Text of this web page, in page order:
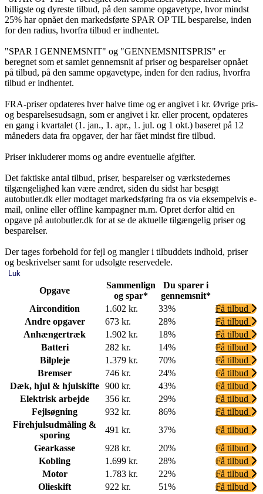
billigste og dyreste tilbud, på den samme opgavetype, hvor mindst
25% har opnået den markedsførte SPAR OP TIL besparelse, inden
for den radius, hvorfra tilbud er indhentet.
"SPAR I GENNEMSNIT" og "GENNEMSNITSPRIS" er
beregnet som et samlet gennemsnit af priser og besparelser opnået
på tilbud, på den samme opgavetype, inden for den radius, hvorfra
tilbud er indhentet.
FRA-priser opdateres hver halve time og er angivet i kr. Øvrige pris-
og besparelsesudsagn, som er angivet i kr. eller procent, opdateres
en gang i kvartalet (1. jan., 1. apr., 1. jul. og 1 okt.) baseret på 12
måneders data fra opgaver, der har fået mindst fire tilbud.
Priser inkluderer moms og andre eventuelle afgifter.
Det faktiske antal tilbud, priser, besparelser og værkstedernes
tilgængelighed kan være ændret, siden du sidst har besøgt
autobutler.dk eller modtaget markedsføring fra os via eksempelvis e-
mail, online eller offline kampagner m.m. Opret derfor altid en
opgave på autobutler.dk for at se de aktuelle tilgængelig priser og
besparelser.
Der tages forbehold for fejl og mangler i tilbuddets indhold, priser
og beskrivelser samt for udsolgte reservedele.
Luk
Opgave
Sammenlign
og spar*
Du sparer i
gennemsnit*
Aircondition
1.602 kr. 33%
Få tilbud
Andre opgaver
673 kr. 28%
Få tilbud
Anhængertræk
1.902 kr. 18%
Få tilbud
Batteri
282 kr. 14%
Få tilbud
Bilpleje
1.379 kr. 70%
Få tilbud
Bremser
746 kr. 24%
Få tilbud
Dæk, hjul & hjulskifte 900 kr. 43%
Få tilbud
Elektrisk arbejde
356 kr. 29%
Få tilbud
Fejlsøgning
932 kr. 86%
Få tilbud
Firehjulsudmåling &
sporing
491 kr. 37%
Få tilbud
Gearkasse
928 kr. 20%
Få tilbud
Kobling
1.699 kr. 28%
Få tilbud
Motor
1.783 kr. 22%
Få tilbud
Olieskift
922 kr. 51%
Få tilbud